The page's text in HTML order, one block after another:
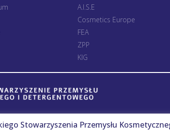
A.I.S.E
Cosmetics Europe
FEA
ZPP
KIG
Stowarzyszenia Przemysłu